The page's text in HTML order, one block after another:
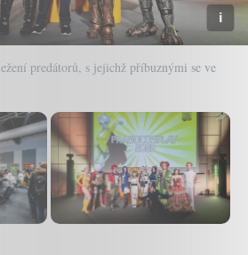
predátorů, s jejichž příbuznými se ve